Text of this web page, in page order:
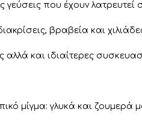
γεύσεις που έχουν λατρευτεί
βραβεία και
αλλά και ιδιαίτερες
μίγμα: γλυκά και